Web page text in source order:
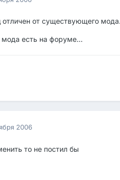
отличен от существующего
мода есть на форуме...
2006
то не постил бы